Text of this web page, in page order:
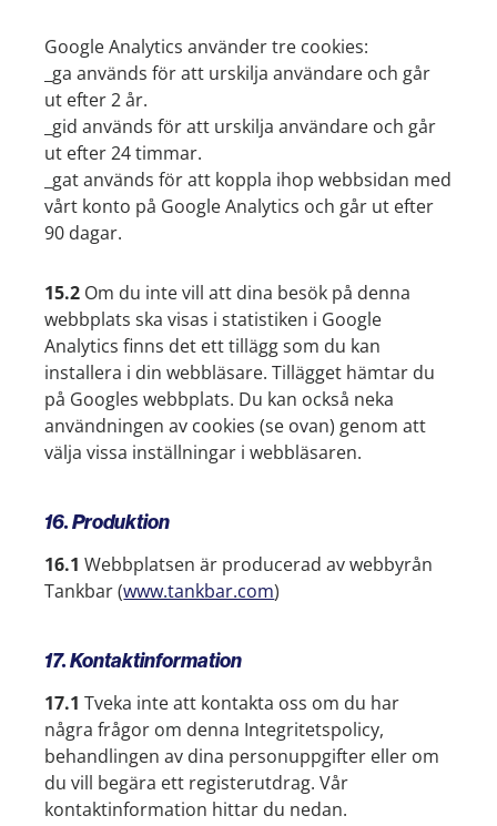
Google Analytics använder tre cookies:
_ga används för att urskilja användare och går
ut efter 2 år.
_gid används för att urskilja användare och går
ut efter 24 timmar.
_gat används för att koppla ihop webbsidan med
vårt konto på Google Analytics och går ut efter
90 dagar.
15.2 Om du inte vill att dina besök på denna
webbplats ska visas i statistiken i Google
Analytics finns det ett tillägg som du kan
installera i din webbläsare. Tillägget hämtar du
på Googles webbplats. Du kan också neka
användningen av cookies (se ovan) genom att
välja vissa inställningar i webbläsaren.
16. Produktion
16.1 Webbplatsen är producerad av webbyrån
Tankbar (www.tankbar.com)
17. Kontaktinformation
17.1 Tveka inte att kontakta oss om du har
några frågor om denna Integritetspolicy,
behandlingen av dina personuppgifter eller om
du vill begära ett registerutdrag. Vår
kontaktinformation hittar du nedan.